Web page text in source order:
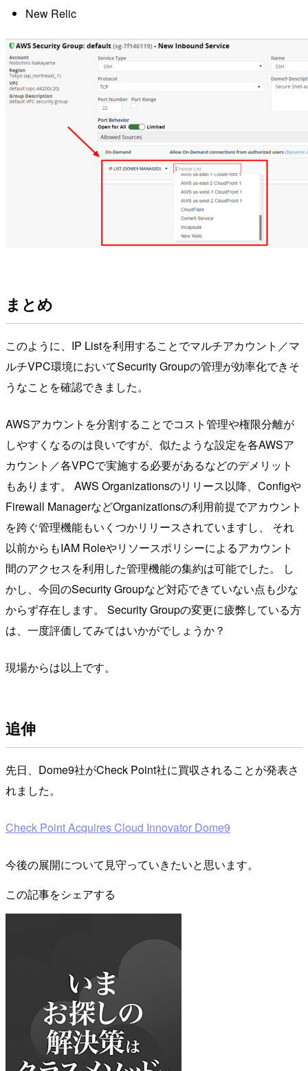
New Relic
まとめ
このように、IP Listを利用することでマルチアカウント／マ
ルチVPC環境においてSecurity Groupの管理が効率化できそ
うなことを確認できました。
AWSアカウントを分割することでコスト管理や権限分離が
しやすくなるのは良いですが、似たような設定を各AWSア
カウント／各VPCで実施する必要があるなどのデメリット
もあります。 AWS Organizationsのリリース以降、Configや
Firewall ManagerなどOrganizationsの利用前提でアカウント
を跨ぐ管理機能もいくつかリリースされていますし、 それ
以前からもIAM Roleやリソースポリシーによるアカウント
間のアクセスを利用した管理機能の集約は可能でした。 し
かし、今回のSecurity Groupなど対応できていない点も少な
からず存在します。 Security Groupの変更に疲弊している方
は、一度評価してみてはいかがでしょうか？
現場からは以上です。
追伸
先日、Dome9社がCheck Point社に買収されることが発表さ
れました。
Check Point Acquires Cloud Innovator Dome9
今後の展開について見守っていきたいと思います。
この記事をシェアする